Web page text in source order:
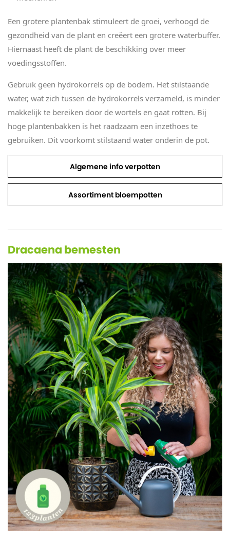
Een grotere plantenbak stimuleert de groei, verhoogd de
gezondheid van de plant en creëert een grotere waterbuffer.
Hiernaast heeft de plant de beschikking over meer
voedingsstoffen.
Gebruik geen hydrokorrels op de bodem. Het stilstaande
water, wat zich tussen de hydrokorrels verzameld, is minder
makkelijk te bereiken door de wortels en gaat rotten. Bij
hoge plantenbakken is het raadzaam een inzethoes te
gebruiken. Dit voorkomt stilstaand water onderin de pot.
Algemene info verpotten
Assortiment bloempotten
Dracaena bemesten